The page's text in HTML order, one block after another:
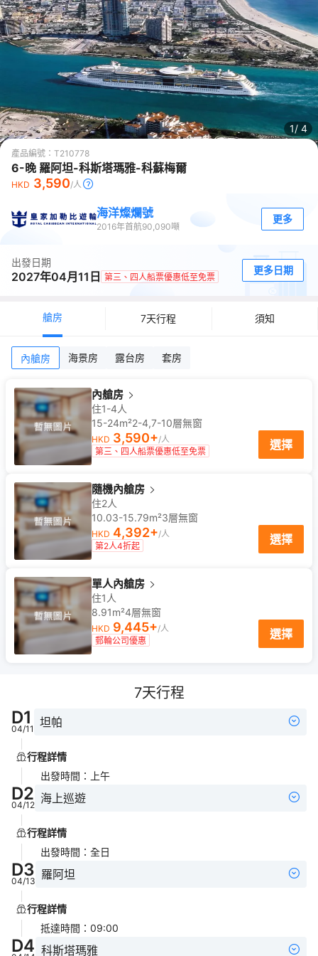
1/ 4
產品編號： T210778
6-晚 羅阿坦-科斯塔瑪雅-科蘇梅爾
HKD 3,590/人
海洋燦爛號
2016年首航90,090噸
更多
出發日期
2027年04月11日 第三、四人船票優惠低至免票
更多日期
艙房 7天行程 須知
內艙房 海景房 露台房 套房
內艙房
住1-4人
15-24m²2-4,7-10層無窗
HKD 3,590+/人
第三、四人船票優惠低至免票
選擇
隨機內艙房
住2人
10.03-15.79m²3層無窗
HKD 4,392+/人
第2人4折起
選擇
單人內艙房
住1人
8.91m²4層無窗
HKD 9,445+/人
郵輪公司優惠
選擇
7天行程
D1
04/11 坦帕
行程詳情
出發時間 ： 上午
D2
04/12 海上巡遊
行程詳情
出發時間 ： 全日
D3
04/13 羅阿坦
行程詳情
抵達時間 ： 09:00
D4 科斯塔瑪雅